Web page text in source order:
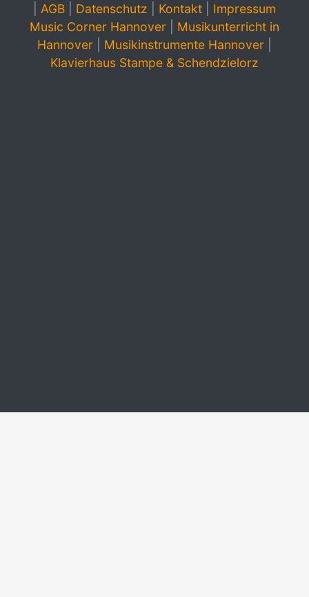
AGB Datenschutz Kontakt
Impressum
Music Corner Hannover
Musikunterricht in
Hannover
Musikinstrumente Hannover
Klavierhaus Stampe & Schendzielorz